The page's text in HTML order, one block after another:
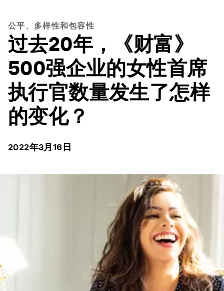
公平、多样性和包容性
过去20年，《财富》
500强企业的女性首席
执行官数量发生了怎样
的变化？
2022年3月16日